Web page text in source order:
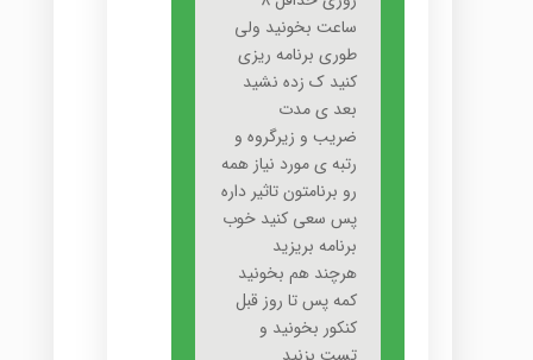
ساعت بخونيد ولى
طورى برنامه ريزى
کنيد ک زده نشيد
بعد ى مدت
ضريب و زيرگروه و
رتبه ى مورد نياز همه
رو برنامتون تاثير داره
پس سعى کنيد خوب
برنامه بريزيد
هرچند هم بخونيد
کمه پس تا روز قبل
کنکور بخونيد و
تست بزنيد